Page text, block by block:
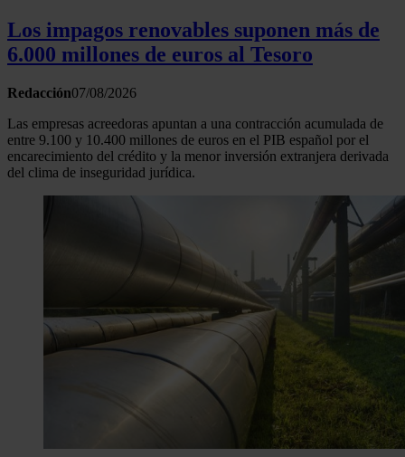
Los impagos renovables suponen más de
6.000 millones de euros al Tesoro
Redacción07/08/2026
Las empresas acreedoras apuntan a una contracción acumulada de
entre 9.100 y 10.400 millones de euros en el PIB español por el
encarecimiento del crédito y la menor inversión extranjera derivada
del clima de inseguridad jurídica.